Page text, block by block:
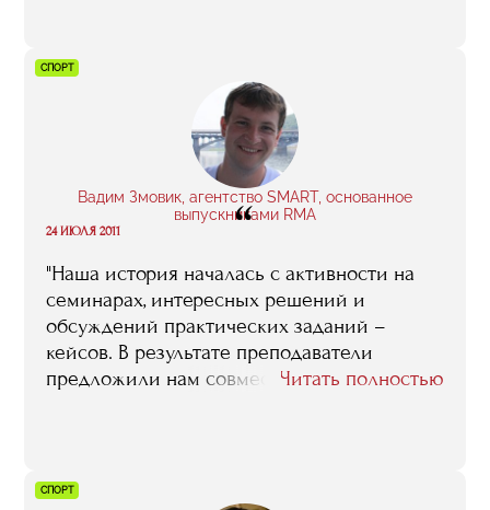
СПОРТ
Вадим Змовик, агентство SMART, основанное
выпускниками RMA
“
24 ИЮЛЯ 2011
"Наша история началась с активности на
семинарах, интересных решений и
обсуждений практических заданий –
кейсов. В результате преподаватели
предложили нам совместно реализовать
Читать полностью
СПОРТ